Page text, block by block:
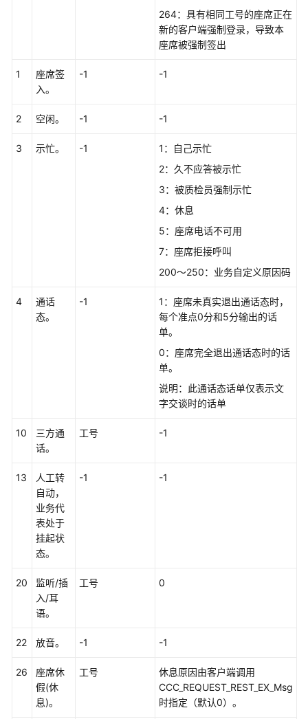
口
鉴
方
（API
Fabric）
口
参
监
控
类
接
口
参
考
呼
接
口
参
264：具有相同工号的座席正在
新的客户端强制登录，导致本
座席被强制签出
1
座席签
入。
-1 -1
2 空闲。 -1 -1
3 示忙。 -1
1：自己示忙
2：久不应答被示忙
3：被质检员强制示忙
4：休息
5：座席电话不可用
7：座席拒接呼叫
200～250：业务自定义原因码
4
通话
态。
-1
1：座席未真实退出通话态时，
每个准点0分和5分输出的话
单。
0：座席完全退出通话态时的话
单。
说明：此通话态话单仅表示文
字交谈时的话单
10
三方通
话。
工号 -1
13
人工转
自动，
业务代
表处于
挂起状
态。
-1 -1
20
监听/插
入/耳
语。
工号 0
22 放音。 -1 -1
26
座席休
假(休
息)。
工号
休息原因由客户端调用
CCC_REQUEST_REST_EX_Msg
时指定（默认0）。